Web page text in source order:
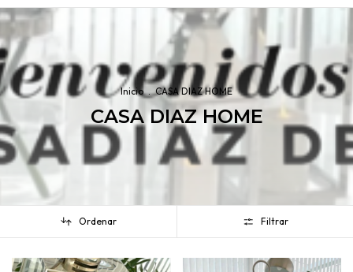
Inicio . CASA DIAZ HOME
CASA DIAZ HOME
Ordenar Filtrar